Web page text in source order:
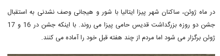
در ماه ژوئن، ساکنان شهر پیزا ایتالیا با شور و هیجانی وصف نشدنی به استقبال
جشن دو روزه بزرگداشت قدیس حامی پیزا می روند. با اینکه جشن در 16 و 17
ژوئن برگزار می شود اما مردم از چند هفته قبل خود را آماده می کنند.